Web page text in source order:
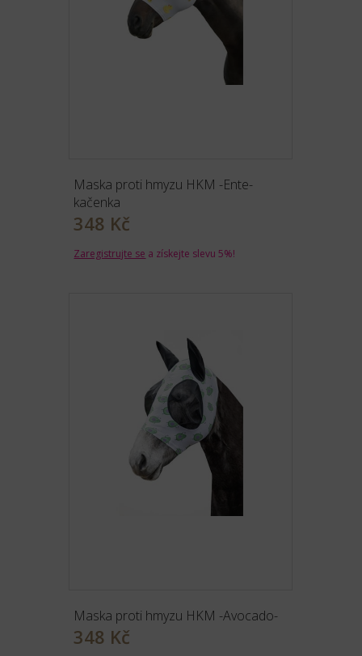
Maska proti hmyzu HKM -Ente-
kačenka
348 Kč
Zaregistrujte se a získejte slevu 5%!
Maska proti hmyzu HKM -Avocado-
348 Kč